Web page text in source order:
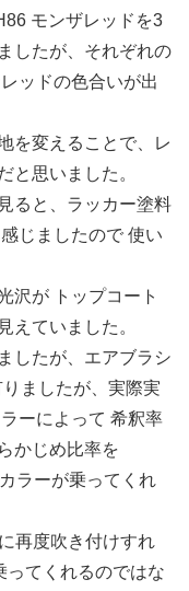
モンザレッドを3
したが、それぞれの
ッドの色合いが出
を変えることで、レ
と思いました。
ると、ラッカー塗料
じましたので 使い
沢が トップコート
えていました。
したが、エアブラシ
ましたが、実際実
ーによって 希釈率
かじめ比率を
ラーが乗ってくれ
再度吹き付けすれ
ってくれるのではな